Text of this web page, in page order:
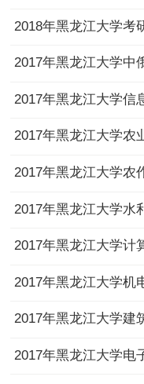
2018年黑龙江大学考
2017年黑龙江大学中